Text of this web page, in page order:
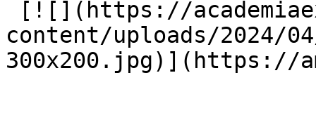
content/uploads/2024/
300x200.jpg)](https://